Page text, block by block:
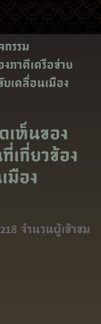
กรรม
ภาคีเครือข่าย
เคลื่อนเมือง
เห็นของ
เกี่ยวข้อง
มือง
จำนวนผู้เข้าชม